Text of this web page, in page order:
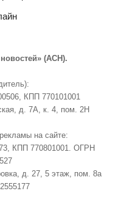
(АСН).
КПП 770101001
д. 7А, к. 4, пом. 2Н
на сайте:
КПП 770801001. ОГРН
д. 27, 5 этаж, пом. 8а